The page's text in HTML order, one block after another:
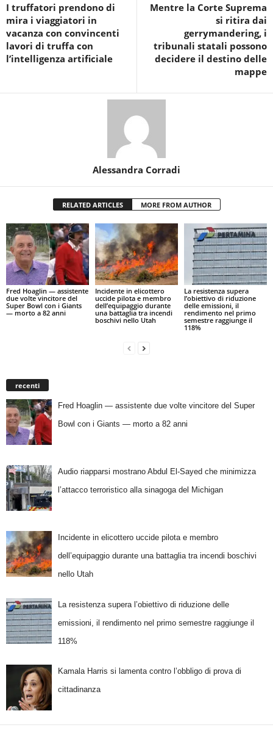
I truffatori prendono di
mira i viaggiatori in
vacanza con convincenti
lavori di truffa con
l’intelligenza artificiale
Mentre la Corte Suprema
si ritira dai
gerrymandering, i
tribunali statali possono
decidere il destino delle
mappe
Alessandra Corradi
RELATED ARTICLES MORE FROM AUTHOR
Fred Hoaglin — assistente
due volte vincitore del
Super Bowl con i Giants
— morto a 82 anni
Incidente in elicottero
uccide pilota e membro
dell’equipaggio durante
una battaglia tra incendi
boschivi nello Utah
La resistenza supera
l’obiettivo di riduzione
delle emissioni, il
rendimento nel primo
semestre raggiunge il
118%
recenti
Fred Hoaglin — assistente due volte vincitore del Super
Bowl con i Giants — morto a 82 anni
Audio riapparsi mostrano Abdul El-Sayed che minimizza
l’attacco terroristico alla sinagoga del Michigan
Incidente in elicottero uccide pilota e membro
dell’equipaggio durante una battaglia tra incendi boschivi
nello Utah
La resistenza supera l’obiettivo di riduzione delle
emissioni, il rendimento nel primo semestre raggiunge il
118%
Kamala Harris si lamenta contro l’obbligo di prova di
cittadinanza